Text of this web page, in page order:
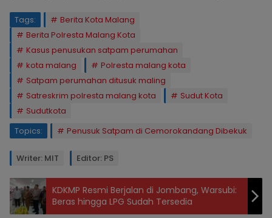
Tags:
Berita Kota Malang
Berita Polresta Malang Kota
Kasus penusukan satpam perumahan
kota malang
Polresta malang kota
Satpam perumahan ditusuk maling
Satreskrim polresta malang kota
Sudut Kota
Sudutkota
Topics:
Penusuk Satpam di Cemorokandang Dibekuk
Writer: MIT Editor: PS
KDKMP Resmi Berjalan di Jombang, Warsubi:
Beras hingga LPG Sudah Tersedia